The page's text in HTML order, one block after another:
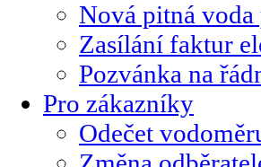
Nová pitná
Zasílání faktur
Pozvánka na
Pro zákazníky
Odečet